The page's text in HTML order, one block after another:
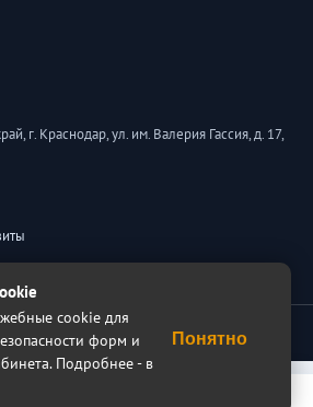
г. Краснодар, ул. им. Валерия Гассия, д. 17,
защищены.
cookie для
форм и
Подробнее - в
Понятно